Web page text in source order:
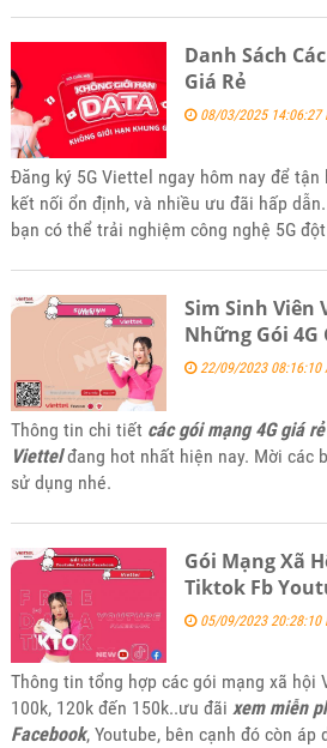
Danh Sách
Giá Rẻ
08/03/2025 14:06:27
Đăng ký 5G Viettel ngay hôm nay để
kết nối ổn định, và nhiều ưu đãi hấp
bạn có thể trải nghiệm công nghệ 5G
Sim Sinh Viên
Những Gói 4G
22/09/2023 08:16:10
Thông tin chi tiết các gói mạng 4G giá
Viettelđang hot nhất hiện nay. Mời các
sử dụng nhé.
Gói Mạng Xã
Tiktok Fb
05/09/2023 20:28:10
Thông tin tổng hợp các gói mạng xã
100k, 120k đến 150k..ưu đãi xem miễn
Facebook, Youtube, bên cạnh đó còn